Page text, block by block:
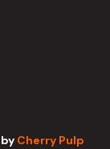
by Cherry Pulp